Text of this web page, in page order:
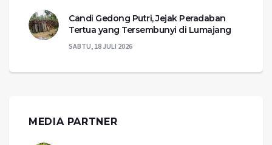
Candi Gedong Putri, Jejak Peradaban
Tertua yang Tersembunyi di Lumajang
SABTU, 18 JULI 2026
MEDIA PARTNER